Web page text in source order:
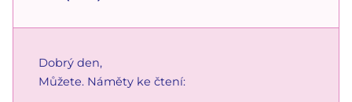
Dobrý den,
Můžete. Náměty ke čtení: